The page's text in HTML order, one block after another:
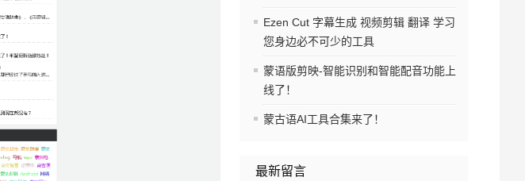
Ezen Cut 字幕生成 视频剪辑 翻译 学习
您身边必不可少的工具
蒙语版剪映-智能识别和智能配音功能上
线了！
蒙古语AI工具合集来了！
最新留言